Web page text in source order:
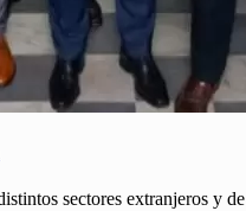
sectores extranjeros y de